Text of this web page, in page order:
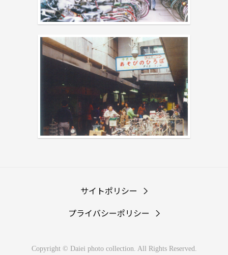
サイトポリシー
プライバシーポリシー
Copyright © Daiei photo collection. All Rights Reserved.